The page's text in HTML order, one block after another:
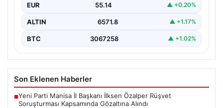
EUR 55.14 ▲ +0.20%
ALTIN 6571.8 ▲ +1.17%
BTC 3067258 ▲ +1.02%
Son Eklenen Haberler
■Yeni Parti Manisa İl Başkanı İlksen Özalper Rüşvet
Soruşturması Kapsamında Gözaltına Alındı